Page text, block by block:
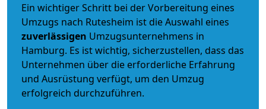
Ein wichtiger Schritt bei der Vorbereitung eines
Umzugs nach Rutesheim ist die Auswahl eines
zuverlässigen Umzugsunternehmens in
Hamburg. Es ist wichtig, sicherzustellen, dass das
Unternehmen über die erforderliche Erfahrung
und Ausrüstung verfügt, um den Umzug
erfolgreich durchzuführen.